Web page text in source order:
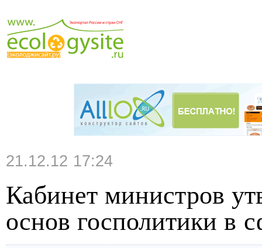
21.12.12 17:24
Кабинет министров
основ госполитики в